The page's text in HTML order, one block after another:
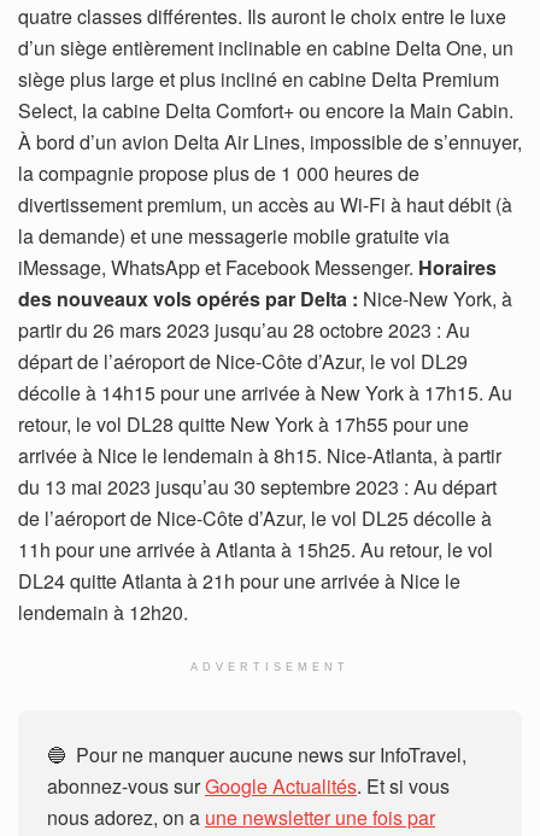
quatre classes différentes. Ils auront le choix entre le luxe
d’un siège entièrement inclinable en cabine Delta One, un
siège plus large et plus incliné en cabine Delta Premium
Select, la cabine Delta Comfort+ ou encore la Main Cabin.
À bord d’un avion Delta Air Lines, impossible de s’ennuyer,
la compagnie propose plus de 1 000 heures de
divertissement premium, un accès au Wi-Fi à haut débit (à
la demande) et une messagerie mobile gratuite via
iMessage, WhatsApp et Facebook Messenger. Horaires
des nouveaux vols opérés par Delta : Nice-New York, à
partir du 26 mars 2023 jusqu’au 28 octobre 2023 : Au
départ de l’aéroport de Nice-Côte d’Azur, le vol DL29
décolle à 14h15 pour une arrivée à New York à 17h15. Au
retour, le vol DL28 quitte New York à 17h55 pour une
arrivée à Nice le lendemain à 8h15. Nice-Atlanta, à partir
du 13 mai 2023 jusqu’au 30 septembre 2023 : Au départ
de l’aéroport de Nice-Côte d’Azur, le vol DL25 décolle à
11h pour une arrivée à Atlanta à 15h25. Au retour, le vol
DL24 quitte Atlanta à 21h pour une arrivée à Nice le
lendemain à 12h20.
ADVERTISEMENT
🔵 Pour ne manquer aucune news sur InfoTravel,
abonnez-vous surGoogle Actualités. Et si vous
nous adorez, on a une newsletter une fois par